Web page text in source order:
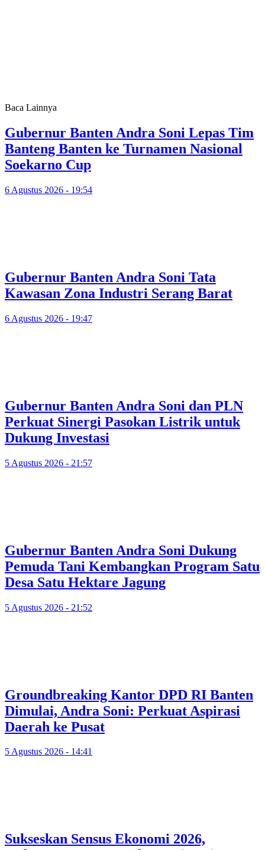
Baca Lainnya
Gubernur Banten Andra Soni Lepas Tim
Banteng Banten ke Turnamen Nasional
Soekarno Cup
6 Agustus 2026 - 19:54
Gubernur Banten Andra Soni Tata
Kawasan Zona Industri Serang Barat
6 Agustus 2026 - 19:47
Gubernur Banten Andra Soni dan PLN
Perkuat Sinergi Pasokan Listrik untuk
Dukung Investasi
5 Agustus 2026 - 21:57
Gubernur Banten Andra Soni Dukung
Pemuda Tani Kembangkan Program Satu
Desa Satu Hektare Jagung
5 Agustus 2026 - 21:52
Groundbreaking Kantor DPD RI Banten
Dimulai, Andra Soni: Perkuat Aspirasi
Daerah ke Pusat
5 Agustus 2026 - 14:41
Sukseskan Sensus Ekonomi 2026,